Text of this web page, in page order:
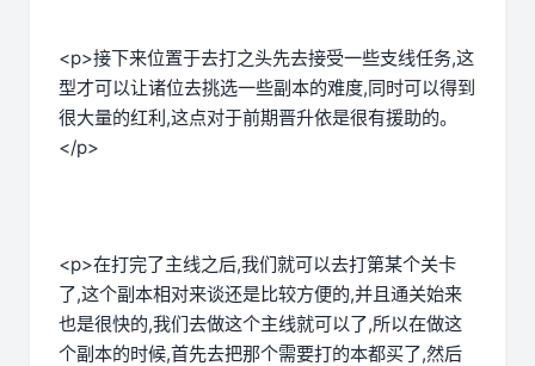
<p>接下来位置于去打之头先去接受一些支线任务,这
型才可以让诸位去挑选一些副本的难度,同时可以得到
很大量的红利,这点对于前期晋升依是很有援助的。
</p>
<p>在打完了主线之后,我们就可以去打第某个关卡
了,这个副本相对来谈还是比较方便的,并且通关始来
也是很快的,我们去做这个主线就可以了,所以在做这
个副本的时候,首先去把那个需要打的本都买了,然后